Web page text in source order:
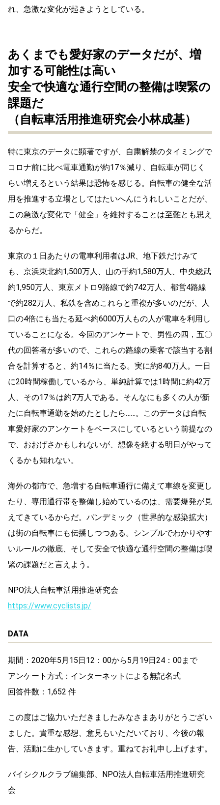
れ、急激な変化が起きようとしている。
あくまでも愛好家のデータだが、増
加する可能性は高い
安全で快適な通行空間の整備は喫緊の
課題だ
（自転車活用推進研究会小林成基）
特に東京のデータに顕著ですが、自粛解禁のタイミングで
コロナ前に比べ電車通勤が約17％減り、自転車が同じく
らい増えるという結果は恐怖を感じる。自転車の健全な活
用を推進する立場としてはたいへんにうれしいことだが、
この急激な変化で「健全」を維持することは至難とも思え
るからだ。
東京の１日あたりの電車利用者はJR、地下鉄だけみて
も、京浜東北約1,500万人、山の手約1,580万人、中央総武
約1,950万人、東京メトロ9路線で約742万人、都営4路線
で約282万人、私鉄を含めこれらと重複が多いのだが、人
口の4倍にも当たる延べ約6000万人もの人が電車を利用し
ていることになる。今回のアンケートで、男性の四，五〇
代の回答者が多いので、これらの路線の乗客で該当する割
合を計算すると、約14％に当たる。実に約840万人。一日
に20時間稼働しているから、単純計算では1時間に約42万
人、その17％は約7万人である。そんなにも多くの人が新
たに自転車通勤を始めたとしたら……。このデータは自転
車愛好家のアンケートをベースにしているという前提なの
で、おおげさかもしれないが、想像を絶する明日がやって
くるかも知れない。
海外の都市で、急増する自転車通行に備えて車線を変更し
たり、専用通行帯を整備し始めているのは、需要爆発が見
えてきているからだ。パンデミック（世界的な感染拡大）
は街の自転車にも伝播しつつある。シンプルでわかりやす
いルールの徹底、そして安全で快適な通行空間の整備は喫
緊の課題だと言えよう。
NPO法人自転車活用推進研究会
https://www.cyclists.jp/
DATA
期間：2020年5月15日12：00から5月19日24：00まで
アンケート方式：インターネットによる無記名式
回答件数：1,652 件
この度はご協力いただきましたみなさまありがとうござい
ました。貴重な感想、意見もいただいており、今後の報
告、活動に生かしていきます。重ねてお礼申し上げます。
バイシクルクラブ編集部、NPO法人自転車活用推進研究
会